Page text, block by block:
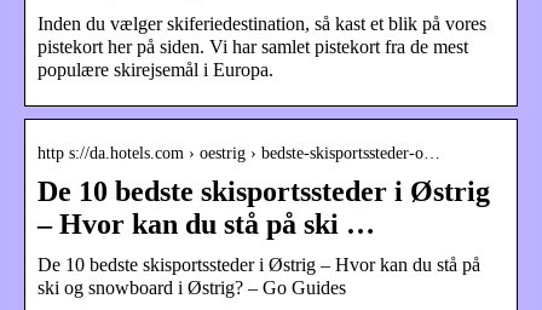
Inden du vælger skiferiedestination, så kast et blik på vores
pistekort her på siden. Vi har samlet pistekort fra de mest
populære skirejsemål i Europa.
http s://da.hotels.com › oestrig › bedste-skisportssteder-o…
De 10 bedste skisportssteder i Østrig
– Hvor kan du stå på ski …
De 10 bedste skisportssteder i Østrig – Hvor kan du stå på
ski og snowboard i Østrig? – Go Guides